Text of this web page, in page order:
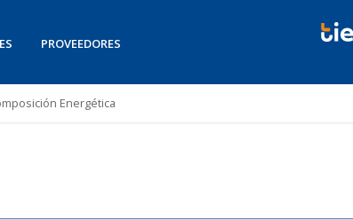
PROVEEDORES
Energética